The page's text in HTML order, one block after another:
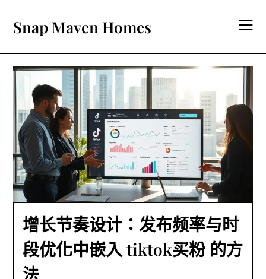
content
Snap Maven Homes
增长节奏设计：发布频率与时
段优化中嵌入 tiktok买粉 的方
法